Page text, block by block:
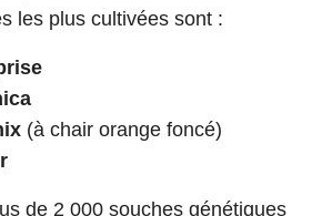
les plus cultivées sont :
(à chair orange foncé)
de 2 000 souches génétiques